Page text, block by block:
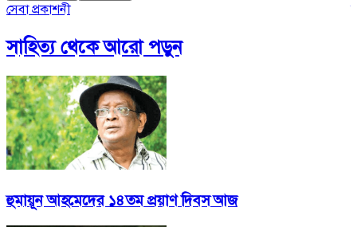
সেবা প্রকাশনী
সাহিত্যথেকে আরো পড়ুন
হুমায়ূন আহমেদের ১৪তম প্রয়াণ দিবস আজ